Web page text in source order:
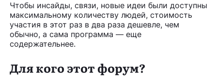
Чтобы инсайды, связи, новые идеи были доступны
максимальному количеству людей, стоимость
участия в этот раз в два раза дешевле, чем
обычно, а сама программа — еще
содержательнее.
Для кого этот форум?